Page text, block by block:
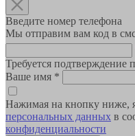
Введите номер телефона
Мы отправим вам код в
Требуется подтверждение
Ваше имя *
Нажимая на кнопку ниже,
персональных данных в
конфиденциальности